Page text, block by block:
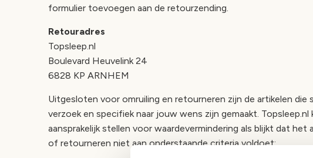
formulier toevoegen aan de retourzending.
Retouradres
Topsleep.nl
Boulevard Heuvelink 24
6828 KP ARNHEM
Uitgesloten voor omruiling en retourneren zijn de artikelen die
verzoek en specifiek naar jouw wens zijn gemaakt. Topsleep.nl
aansprakelijk stellen voor waardevermindering als blijkt dat het
of retourneren niet aan onderstaande criteria voldoet: